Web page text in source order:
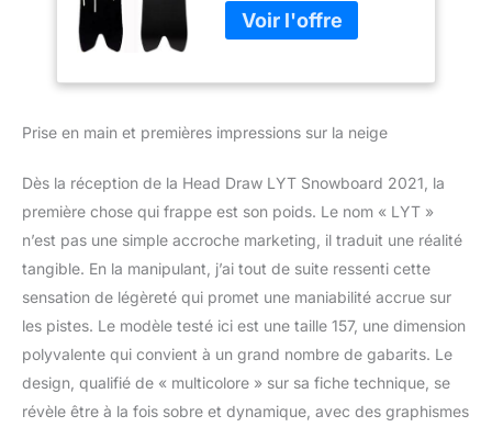
Prise en main et premières impressions sur la neige
Dès la réception de la Head Draw LYT Snowboard 2021, la
première chose qui frappe est son poids. Le nom « LYT »
n’est pas une simple accroche marketing, il traduit une réalité
tangible. En la manipulant, j’ai tout de suite ressenti cette
sensation de légèreté qui promet une maniabilité accrue sur
les pistes. Le modèle testé ici est une taille 157, une dimension
polyvalente qui convient à un grand nombre de gabarits. Le
design, qualifié de « multicolore » sur sa fiche technique, se
révèle être à la fois sobre et dynamique, avec des graphismes